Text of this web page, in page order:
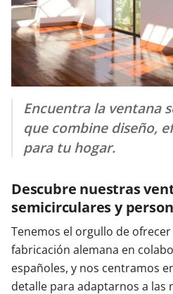
Encuentra la ventana
que combine diseño,
para tu hogar.
Descubre nuestras
semicirculares y
Tenemos el orgullo de
fabricación alemana en
españoles, y nos centramos
detalle para adaptarnos a las